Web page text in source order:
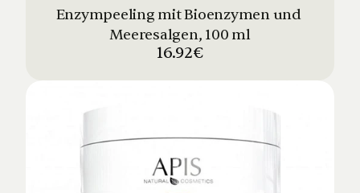
Enzympeeling mit Bioenzymen und
Meeresalgen, 100 ml
16.92€